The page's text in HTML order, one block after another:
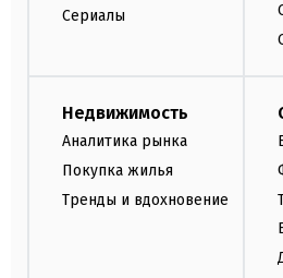
Сериалы
Недвижимость
Аналитика рынка
Покупка жилья
Тренды и вдохновение